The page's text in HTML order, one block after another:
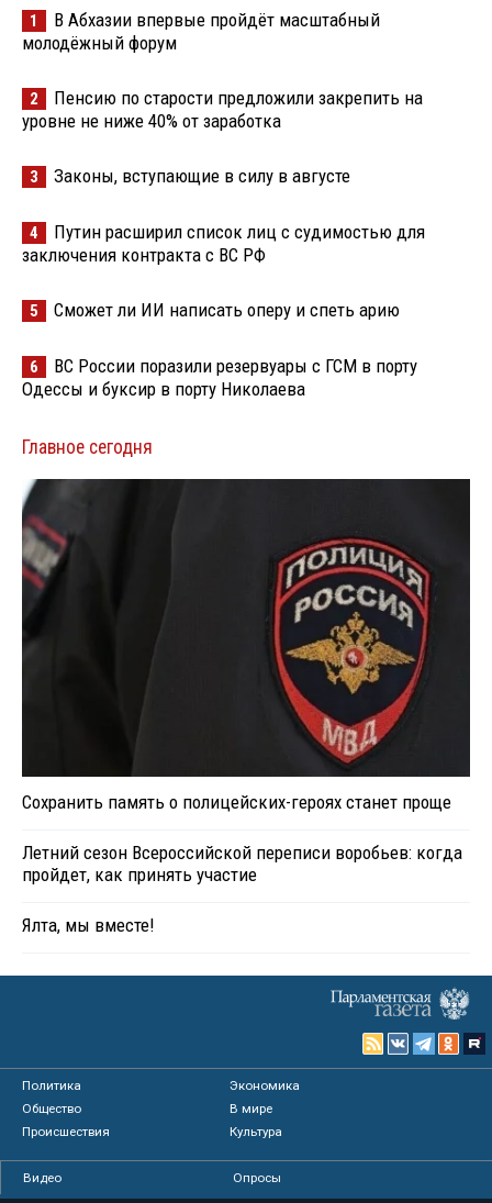
1
В Абхазии впервые пройдёт масштабный
молодёжный форум
2
Пенсию по старости предложили закрепить на
уровне не ниже 40% от заработка
3 Законы, вступающие в силу в августе
4
Путин расширил список лиц с судимостью для
заключения контракта с ВС РФ
5 Сможет ли ИИ написать оперу и спеть арию
6
ВС России поразили резервуары с ГСМ в порту
Одессы и буксир в порту Николаева
Главное сегодня
Сохранить память о полицейских-героях станет проще
Летний сезон Всероссийской переписи воробьев: когда
пройдет, как принять участие
Ялта, мы вместе!
Политика
Экономика
Общество
В мире
Происшествия
Культура
Видео
Опросы